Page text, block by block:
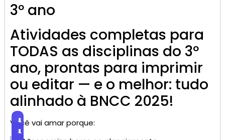
3º ano
Atividades completas para
TODAS as disciplinas do 3º
ano, prontas para imprimir
ou editar — e o melhor: tudo
alinhado à BNCC 2025!
Você vai amar porque:
⬇
Baixar
⬇